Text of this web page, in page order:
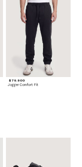
$ 79.900
Jogger Comfort Fit